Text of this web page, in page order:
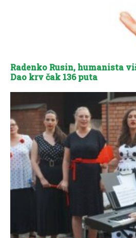
Radenko Rusin, humanista
Dao krv čak 136 puta